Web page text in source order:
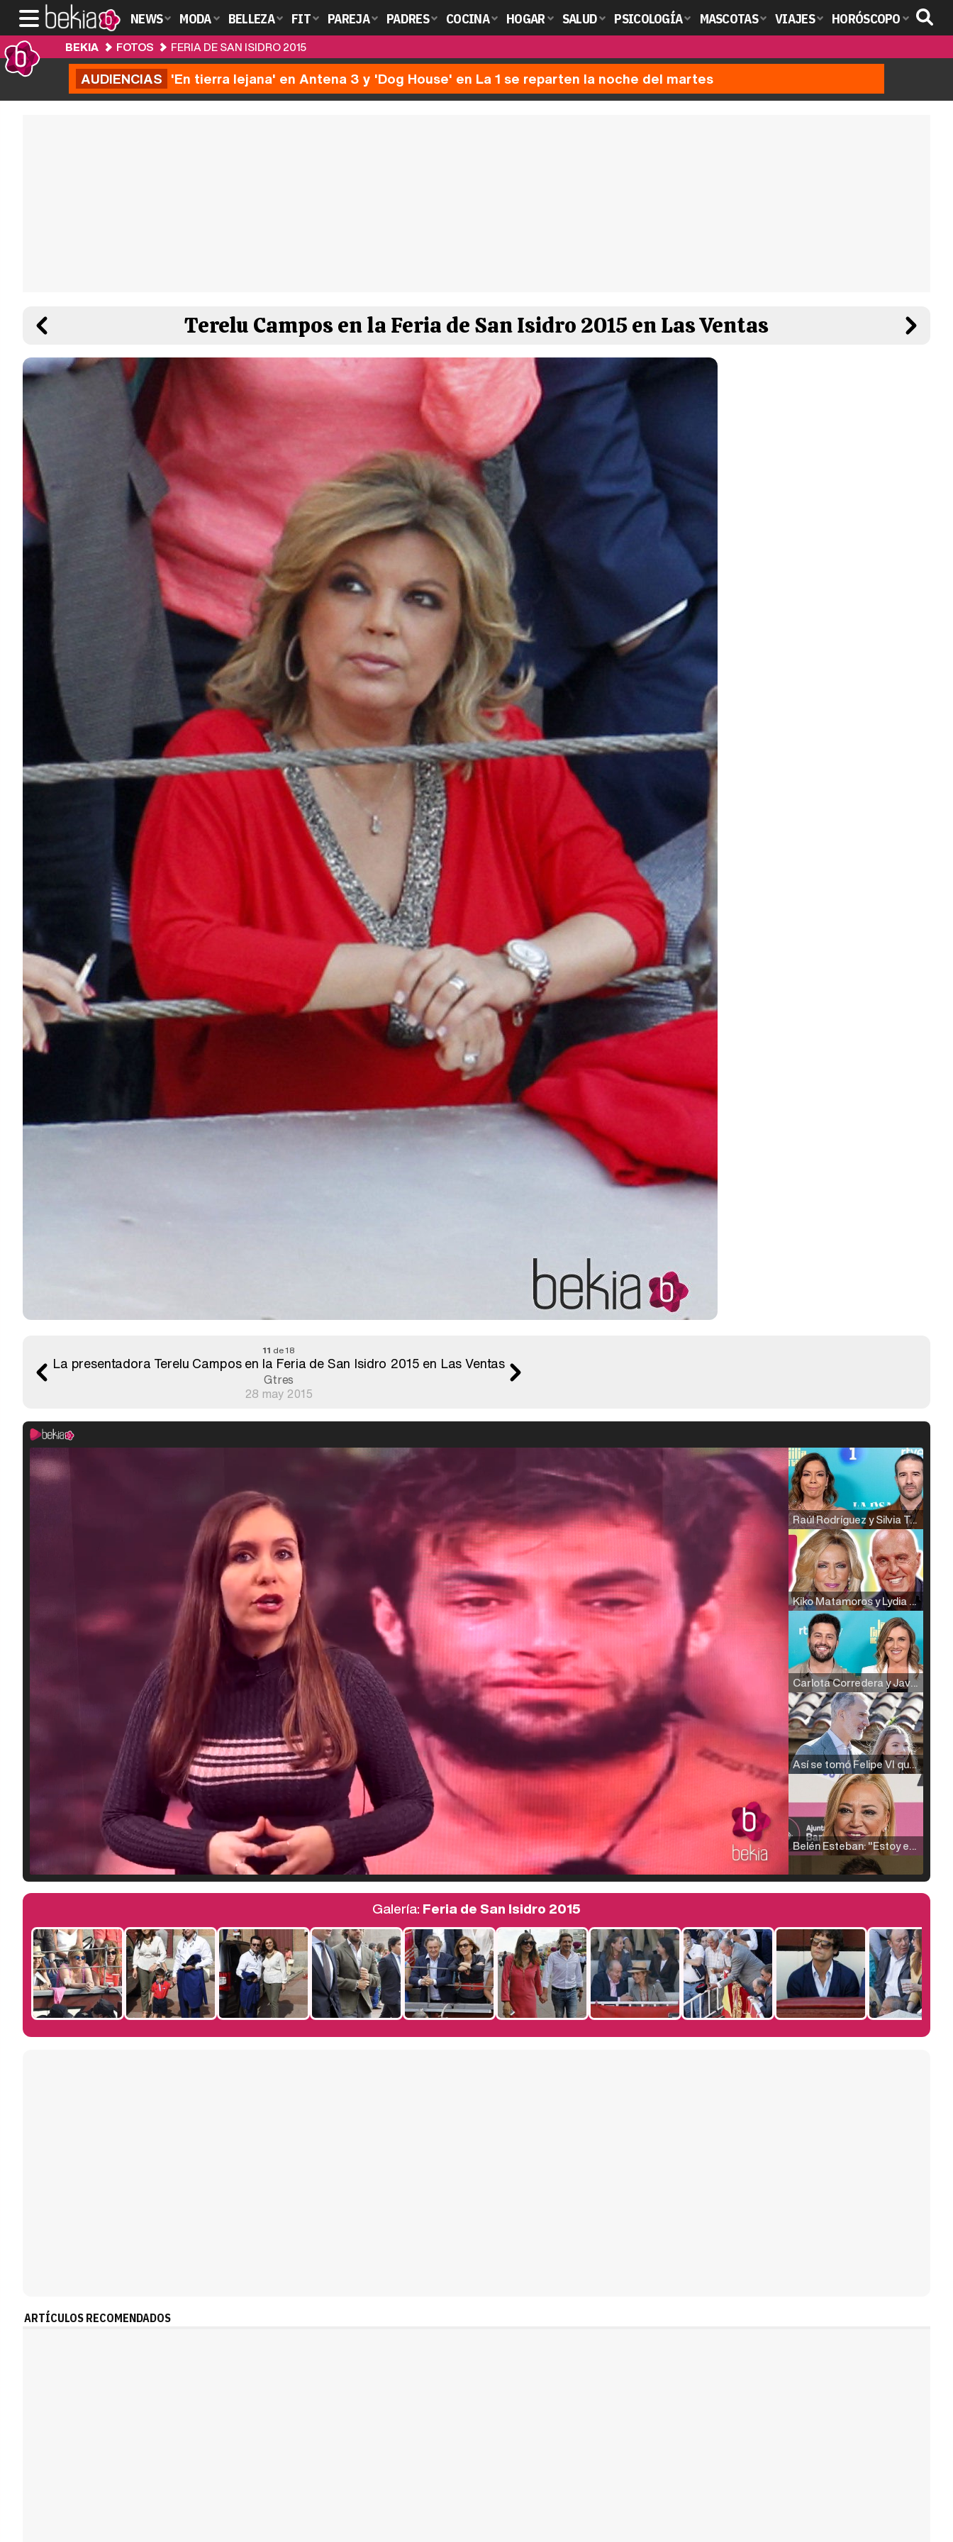
NEWS MODA BELLEZA FIT PAREJA PADRES COCINA HOGAR SALUD PSICOLOGÍA MASCOTAS VIAJES HORÓSCOPO
BEKIA FOTOS FERIA DE SAN ISIDRO 2015
AUDIENCIAS 'En tierra lejana' en Antena 3 y 'Dog House' en La 1 se reparten la noche del martes
Terelu Campos en la Feria de San Isidro 2015 en Las Ventas
11 de 18
La presentadora Terelu Campos en la Feria de San Isidro 2015 en Las Ventas
Gtres
28 may 2015
Raúl Rodríguez y Silvia Taulés nos cuentan su papel en 'La familia de la tele'
Kiko Matamoros y Lydia Lozano: "Nuestro público es de todas las edades y RTVE tiene un público muy pegado a las novelas, al que tenemos que captar"
Carlota Corredera y Javier de Hoyos: "La tele tiene que representar al público también y aquí están todos los perfiles posibles&quo;
Así se tomó Felipe VI que la Infanta Sofía no quisiera recibir formación militar
Belén Esteban: "Estoy emocionada, muy contenta y muy feliz por llegar a RTVE"
Manu Baqueiro: "Tuve como referente a Bruce Willis en 'Luz de Luna' para mi trabajo en la serie 'Perdiendo el juicio'"
Magdalena de Suecia responde a las críticas y explica por qué le han permitido lanzar su propio negocio
Galería: Feria de San Isidro 2015
ARTÍCULOS RECOMENDADOS